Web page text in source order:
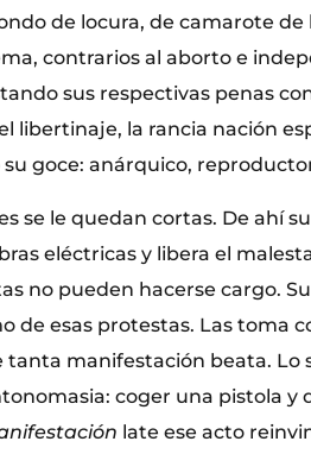
de locura, de camarote de
contrarios al aborto e
sus respectivas penas
libertinaje, la rancia nación
goce: anárquico,
se le quedan cortas. De ahí
eléctricas y libera el
no pueden hacerse cargo.
de esas protestas. Las toma
manifestación beata. Lo
coger una pistola y
late ese acto